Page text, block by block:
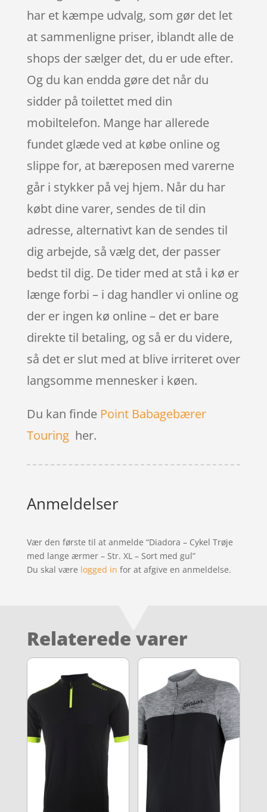
har et kæmpe udvalg, som gør det let
at sammenligne priser, iblandt alle de
shops der sælger det, du er ude efter.
Og du kan endda gøre det når du
sidder på toilettet med din
mobiltelefon. Mange har allerede
fundet glæde ved at købe online og
slippe for, at bæreposen med varerne
går i stykker på vej hjem. Når du har
købt dine varer, sendes de til din
adresse, alternativt kan de sendes til
dig arbejde, så vælg det, der passer
bedst til dig. De tider med at stå i kø er
længe forbi – i dag handler vi online og
der er ingen kø online – det er bare
direkte til betaling, og så er du videre,
så det er slut med at blive irriteret over
langsomme mennesker i køen.
Du kan finde Point Babagebærer
Touringher.
Anmeldelser
Vær den første til at anmelde “Diadora – Cykel Trøje
med lange ærmer – Str. XL – Sort med gul”
Du skal være logged in for at afgive en anmeldelse.
Relaterede varer